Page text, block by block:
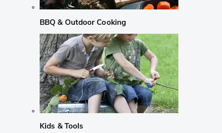
BBQ & Outdoor Cooking
Kids & Tools